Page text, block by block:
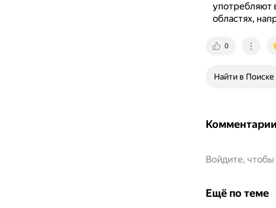
употребляют
областях,
0
Найти в Поиске
Комментарии
Войдите,
Ещё по теме